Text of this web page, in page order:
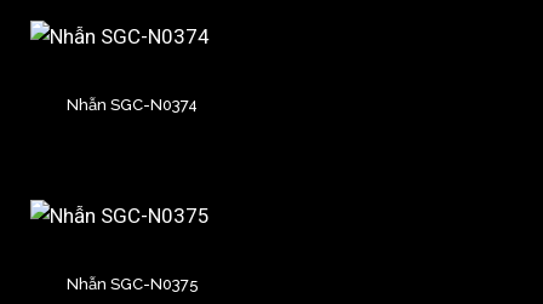
Nhẫn SGC-N0374
Nhẫn SGC-N0375